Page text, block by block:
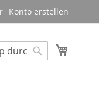
Konto erstellen